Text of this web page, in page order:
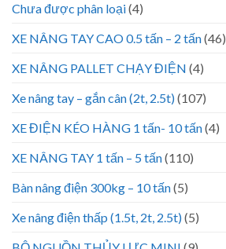
Chưa được phân loại(4)
XE NÂNG TAY CAO 0.5 tấn – 2 tấn(46)
XE NÂNG PALLET CHẠY ĐIỆN (4)
Xe nâng tay – gắn cân (2t, 2.5t)(107)
XE ĐIỆN KÉO HÀNG 1 tấn- 10 tấn(4)
XE NÂNG TAY 1 tấn – 5 tấn(110)
Bàn nâng điện 300kg – 10 tấn(5)
Xe nâng điện thấp (1.5t, 2t, 2.5t)(5)